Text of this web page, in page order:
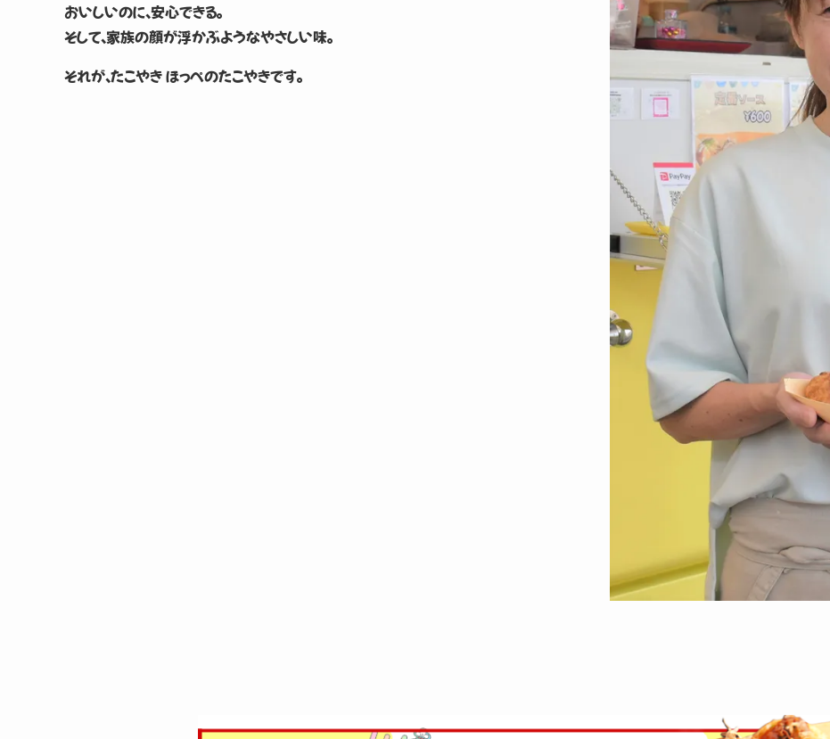
おいしいのに、安心できる。
そして、家族の顔が浮かぶようなやさしい味。
それが、たこやき ほっぺのたこやきです。